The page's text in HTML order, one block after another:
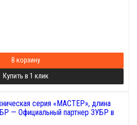
В корзину
Купить в 1 клик